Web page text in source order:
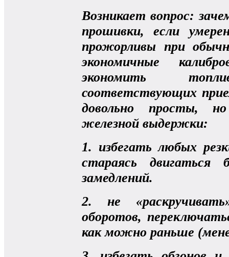
Возникает вопрос:
прошивки, если
прожорливы при
экономичные
экономить
соответствующих
довольно просты,
железной выдержки:
1. избегать любых
стараясь двигаться
замедлений.
2. не
оборотов,
как можно раньше